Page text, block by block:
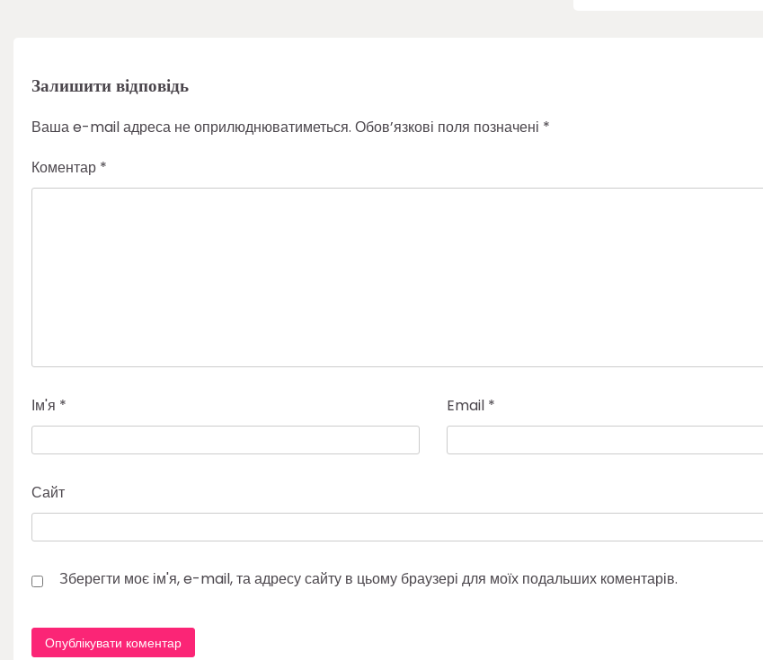
Залишити відповідь
Ваша e-mail адреса не оприлюднюватиметься. Обов’язкові поля позначені *
Коментар *
Ім'я * Email *
Сайт
Зберегти моє ім'я, e-mail, та адресу сайту в цьому браузері для моїх подальших коментарів.